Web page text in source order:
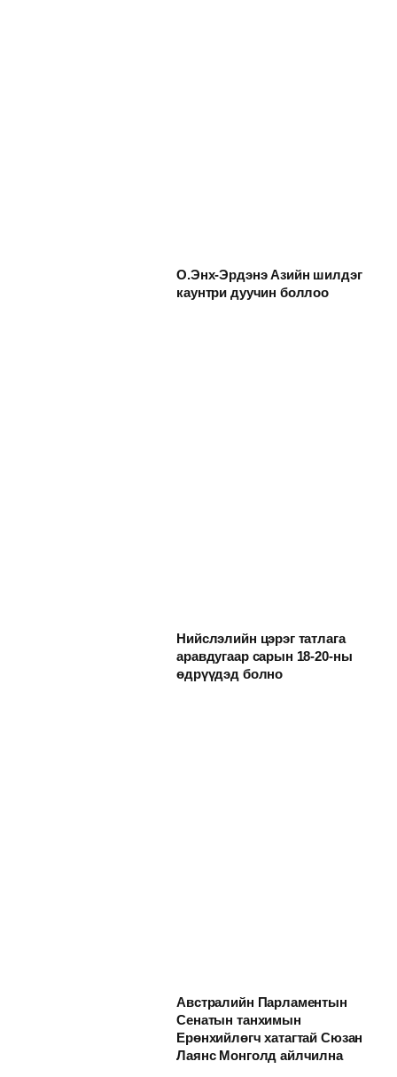
О.Энх-Эрдэнэ Азийн шилдэг
каунтри дуучин боллоо
Нийслэлийн цэрэг татлага
аравдугаар сарын 18-20-ны
өдрүүдэд болно
Австралийн Парламентын
Сенатын танхимын
Ерөнхийлөгч хатагтай Сюзан
Лаянс Монголд айлчилна